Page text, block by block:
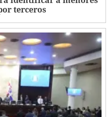
terceros